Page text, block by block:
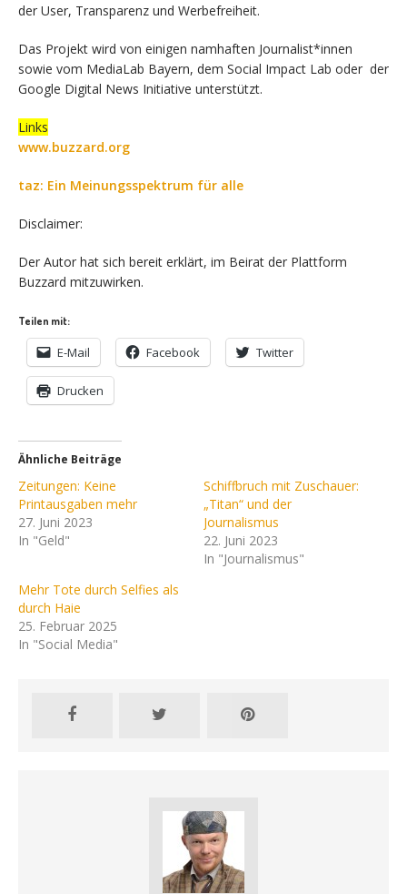
der User, Transparenz und Werbefreiheit.
Das Projekt wird von einigen namhaften Journalist*innen
sowie vom MediaLab Bayern, dem Social Impact Lab oder der
Google Digital News Initiative unterstützt.
Links
www.buzzard.org
taz: Ein Meinungsspektrum für alle
Disclaimer:
Der Autor hat sich bereit erklärt, im Beirat der Plattform
Buzzard mitzuwirken.
Teilen mit:
E-Mail Facebook Twitter
Drucken
Ähnliche Beiträge
Zeitungen: Keine
Printausgaben mehr
27. Juni 2023
In "Geld"
Schiffbruch mit Zuschauer:
„Titan“ und der
Journalismus
22. Juni 2023
In "Journalismus"
Mehr Tote durch Selfies als
durch Haie
25. Februar 2025
In "Social Media"